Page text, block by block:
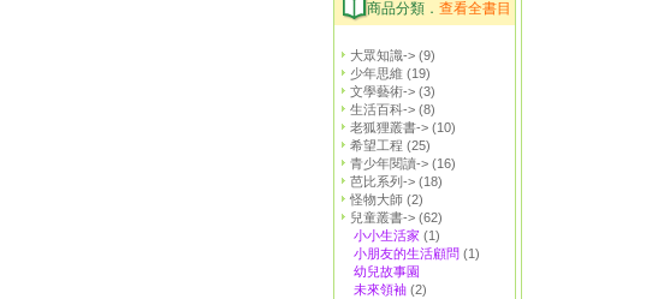
商品分類． 查看全書目
大眾知識-> (9)
少年思維 (19)
文學藝術-> (3)
生活百科-> (8)
老狐狸叢書-> (10)
希望工程 (25)
青少年閱讀-> (16)
芭比系列-> (18)
怪物大師 (2)
兒童叢書-> (62)
小小生活家 (1)
小朋友的生活顧問 (1)
幼兒故事園
未來領袖 (2)